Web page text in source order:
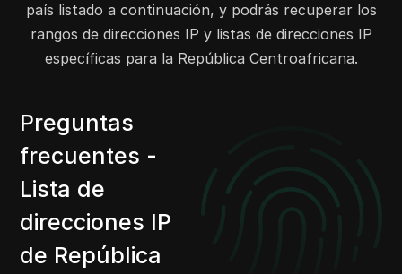
país listado a continuación, y podrás recuperar los
rangos de direcciones IP y listas de direcciones IP
específicas para la República Centroafricana.
Preguntas
frecuentes -
Lista de
direcciones IP
de República